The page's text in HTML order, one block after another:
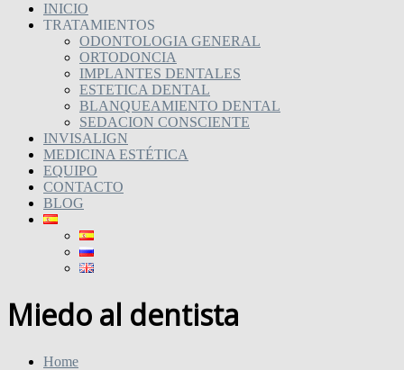
INICIO
TRATAMIENTOS
ODONTOLOGIA GENERAL
ORTODONCIA
IMPLANTES DENTALES
ESTETICA DENTAL
BLANQUEAMIENTO DENTAL
SEDACION CONSCIENTE
INVISALIGN
MEDICINA ESTÉTICA
EQUIPO
CONTACTO
BLOG
Miedo al dentista
Home